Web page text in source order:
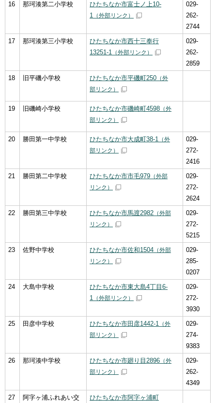
16 那珂湊第二小学校
ひたちなか市富士ノ上10-
1
（外部リンク）
029-
262-
2744
17
那珂湊第三小学校
ひたちなか市西十三奉行
13251-1
（外部リンク）
029-
262-
2859
18
旧平磯小学校 ひたちなか市平磯町250 （外
部リンク）
19 旧磯崎小学校 ひたちなか市磯崎町4598 （外
部リンク）
20 勝田第一中学校 ひたちなか市大成町38-1
（外
部リンク）
029-
272-
2416
21
勝田第二中学校 ひたちなか市市毛979 （外部
リンク）
029-
272-
2624
22
勝田第三中学校 ひたちなか市馬渡2982 （外部
リンク）
029-
272-
5215
23
佐野中学校 ひたちなか市佐和1504 （外部
リンク）
029-
285-
0207
24
大島中学校
ひたちなか市東大島4丁目6-
1
（外部リンク）
029-
272-
3930
25
田彦中学校 ひたちなか市田彦1442-1
（外
部リンク）
029-
274-
9383
26
那珂湊中学校 ひたちなか市廻り目2896 （外
部リンク）
029-
262-
4349
27
阿字ヶ浦ふれあい交
ひたちなか市阿字ヶ浦町